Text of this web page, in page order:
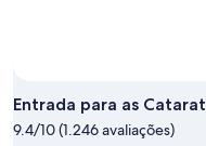
Entrada para as
9.4/10 (1.246 avaliações)